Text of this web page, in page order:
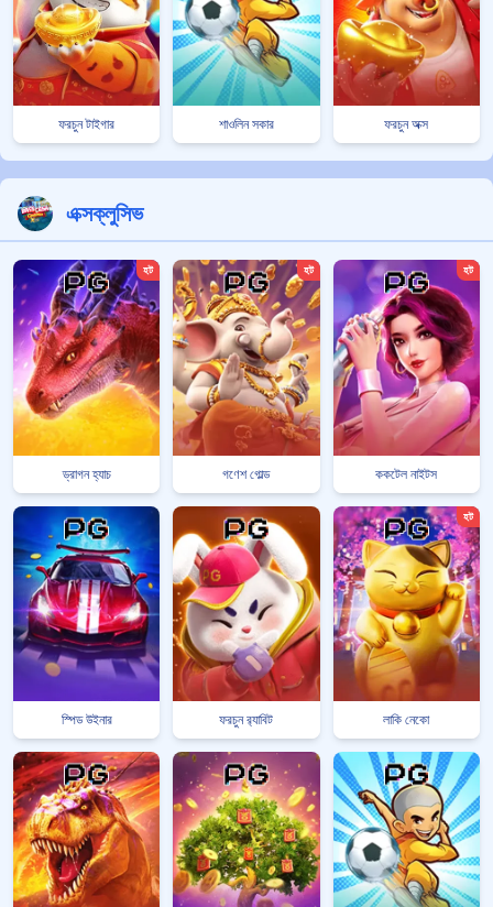
ফরচুন টাইগার শাওলিন সকার ফরচুন অক্স
এক্সক্লুসিভ
হট
ড্রাগন হ্যাচ
হট
গণেশ গোল্ড
হট
ককটেল নাইটস
স্পিড উইনার ফরচুন র‍্যাবিট
হট
লাকি নেকো